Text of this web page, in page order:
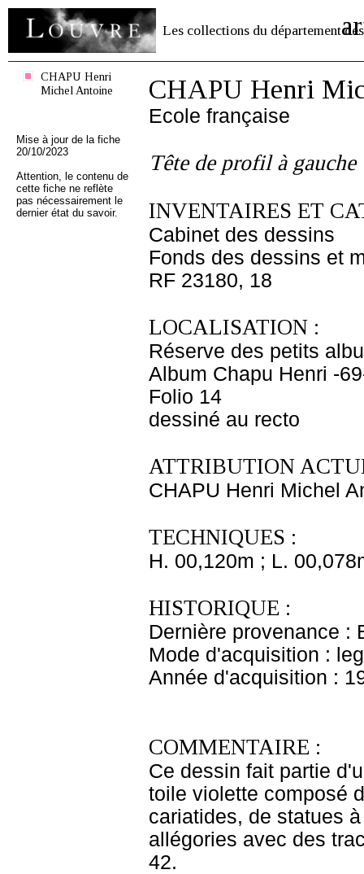
Les collections du département des
CHAPU Henri
Michel Antoine
Mise à jour de la fiche
20/10/2023
Attention, le contenu de
cette fiche ne reflète
pas nécessairement le
dernier état du savoir.
CHAPU Henri
Ecole française
Tête de profil à gauche
INVENTAIRES ET
Cabinet des dessins
Fonds des dessins et
RF 23180, 18
LOCALISATION :
Réserve des petits
Album Chapu Henri -
Folio 14
dessiné au recto
ATTRIBUTION
CHAPU Henri Michel
TECHNIQUES :
H. 00,120m ; L.
HISTORIQUE :
Dernière provenance :
Mode d'acquisition :
Année d'acquisition :
COMMENTAIRE :
Ce dessin fait partie
toile violette composé
cariatides, de statues
allégories avec des
42.